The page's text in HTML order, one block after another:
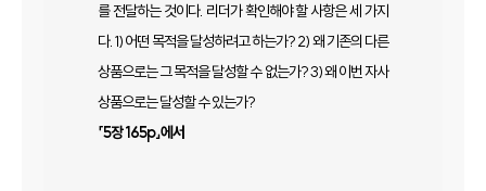
를 전달하는 것이다. 리더가 확인해야 할 사항은 세 가지
다. 1) 어떤 목적을 달성하려고 하는가? 2) 왜 기존의 다른
상품으로는 그 목적을 달성할 수 없는가? 3) 왜 이번 자사
상품으로는 달성할 수 있는가?
「5장 165p」에서